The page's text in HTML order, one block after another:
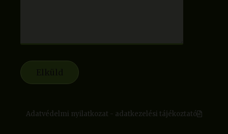
Adatvédelmi nyilatkozat - adatkezelési tájékoztató